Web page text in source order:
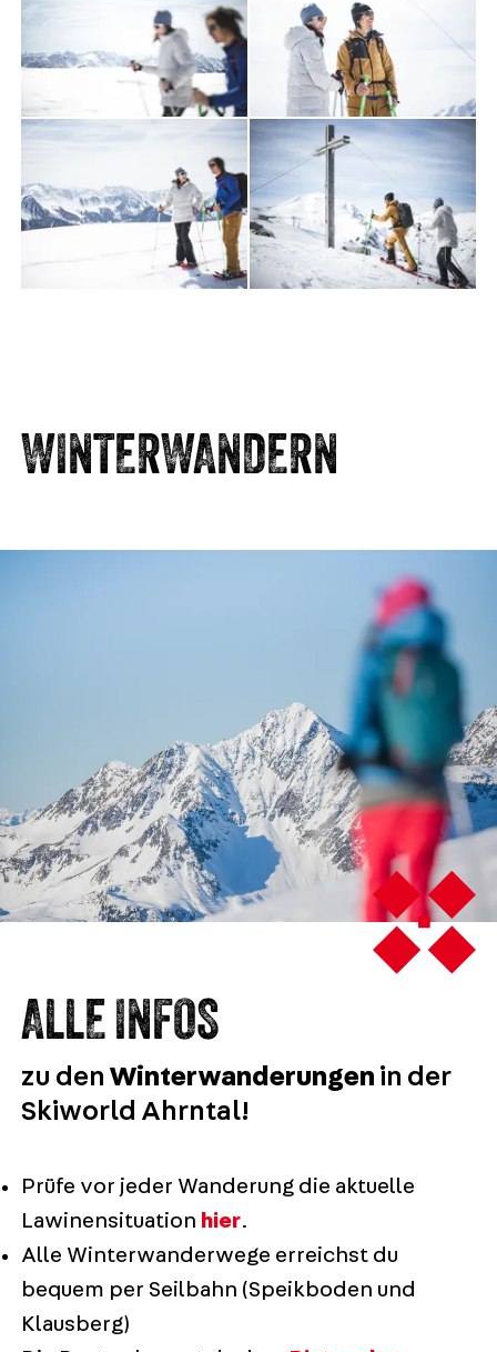
WINTERWANDERN
ALLE INFOS
zu den Winterwanderungen in der
Skiworld Ahrntal!
Prüfe vor jeder Wanderung die aktuelle
Lawinensituation hier.
Alle Winterwanderwege erreichst du
bequem per Seilbahn (Speikboden und
Klausberg)